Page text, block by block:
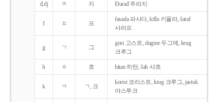
đ,dj ㅈ 지 Ðurađ 주라지
f ㅍ 프
fasada 파사다, kifla 키플라, šaraf
샤라프
g ㄱ 그
gost 고스트, dugme 두그메, krug
크루그
h ㅎ 흐 hitan 히탄, šah 샤흐
k ㅋ ㄱ, 크
korist 코리스트, krug 크루그, jastuk
야스투크